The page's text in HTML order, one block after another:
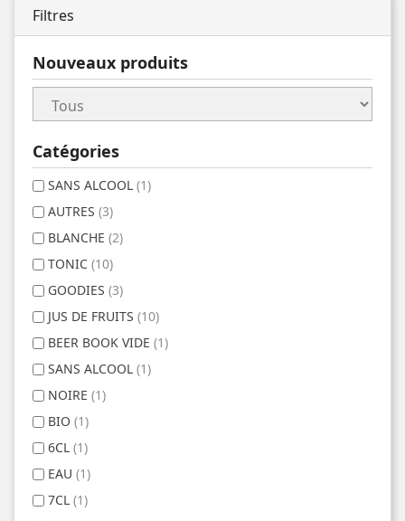
Filtres
Nouveaux produits
Catégories
SANS ALCOOL (1)
AUTRES (3)
BLANCHE (2)
TONIC (10)
GOODIES (3)
JUS DE FRUITS (10)
BEER BOOK VIDE (1)
SANS ALCOOL (1)
NOIRE (1)
BIO (1)
6CL (1)
EAU (1)
7CL (1)